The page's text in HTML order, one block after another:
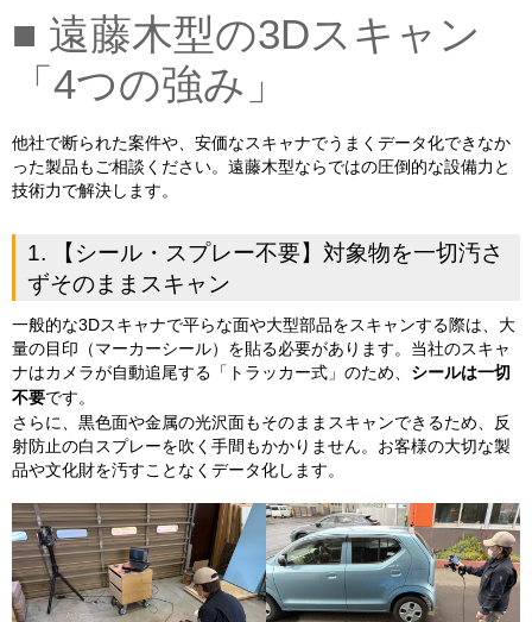
■ 遠藤木型の3Dスキャン
「4つの強み」
他社で断られた案件や、安価なスキャナでうまくデータ化できなか
った製品もご相談ください。遠藤木型ならではの圧倒的な設備力と
技術力で解決します。
1. 【シール・スプレー不要】対象物を一切汚さ
ずそのままスキャン
一般的な3Dスキャナで平らな面や大型部品をスキャンする際は、大
量の目印（マーカーシール）を貼る必要があります。当社のスキャ
ナはカメラが自動追尾する「トラッカー式」のため、 シールは一切
不要です。
さらに、黒色面や金属の光沢面もそのままスキャンできるため、反
射防止の白スプレーを吹く手間もかかりません。お客様の大切な製
品や文化財を汚すことなくデータ化します。